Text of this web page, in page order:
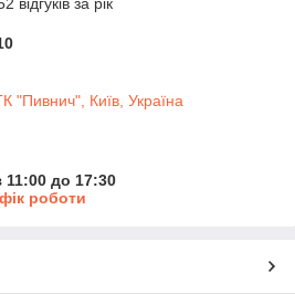
"Пивнич", Київ, Україна
11:00 до 17:30
роботи